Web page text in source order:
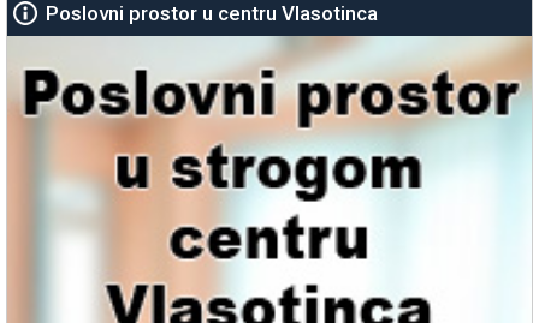
Poslovni prostor u centru Vlasotinca